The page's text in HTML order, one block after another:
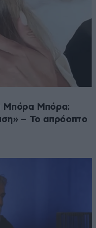
Μπόρα Μπόρα:
– Το απρόοπτο